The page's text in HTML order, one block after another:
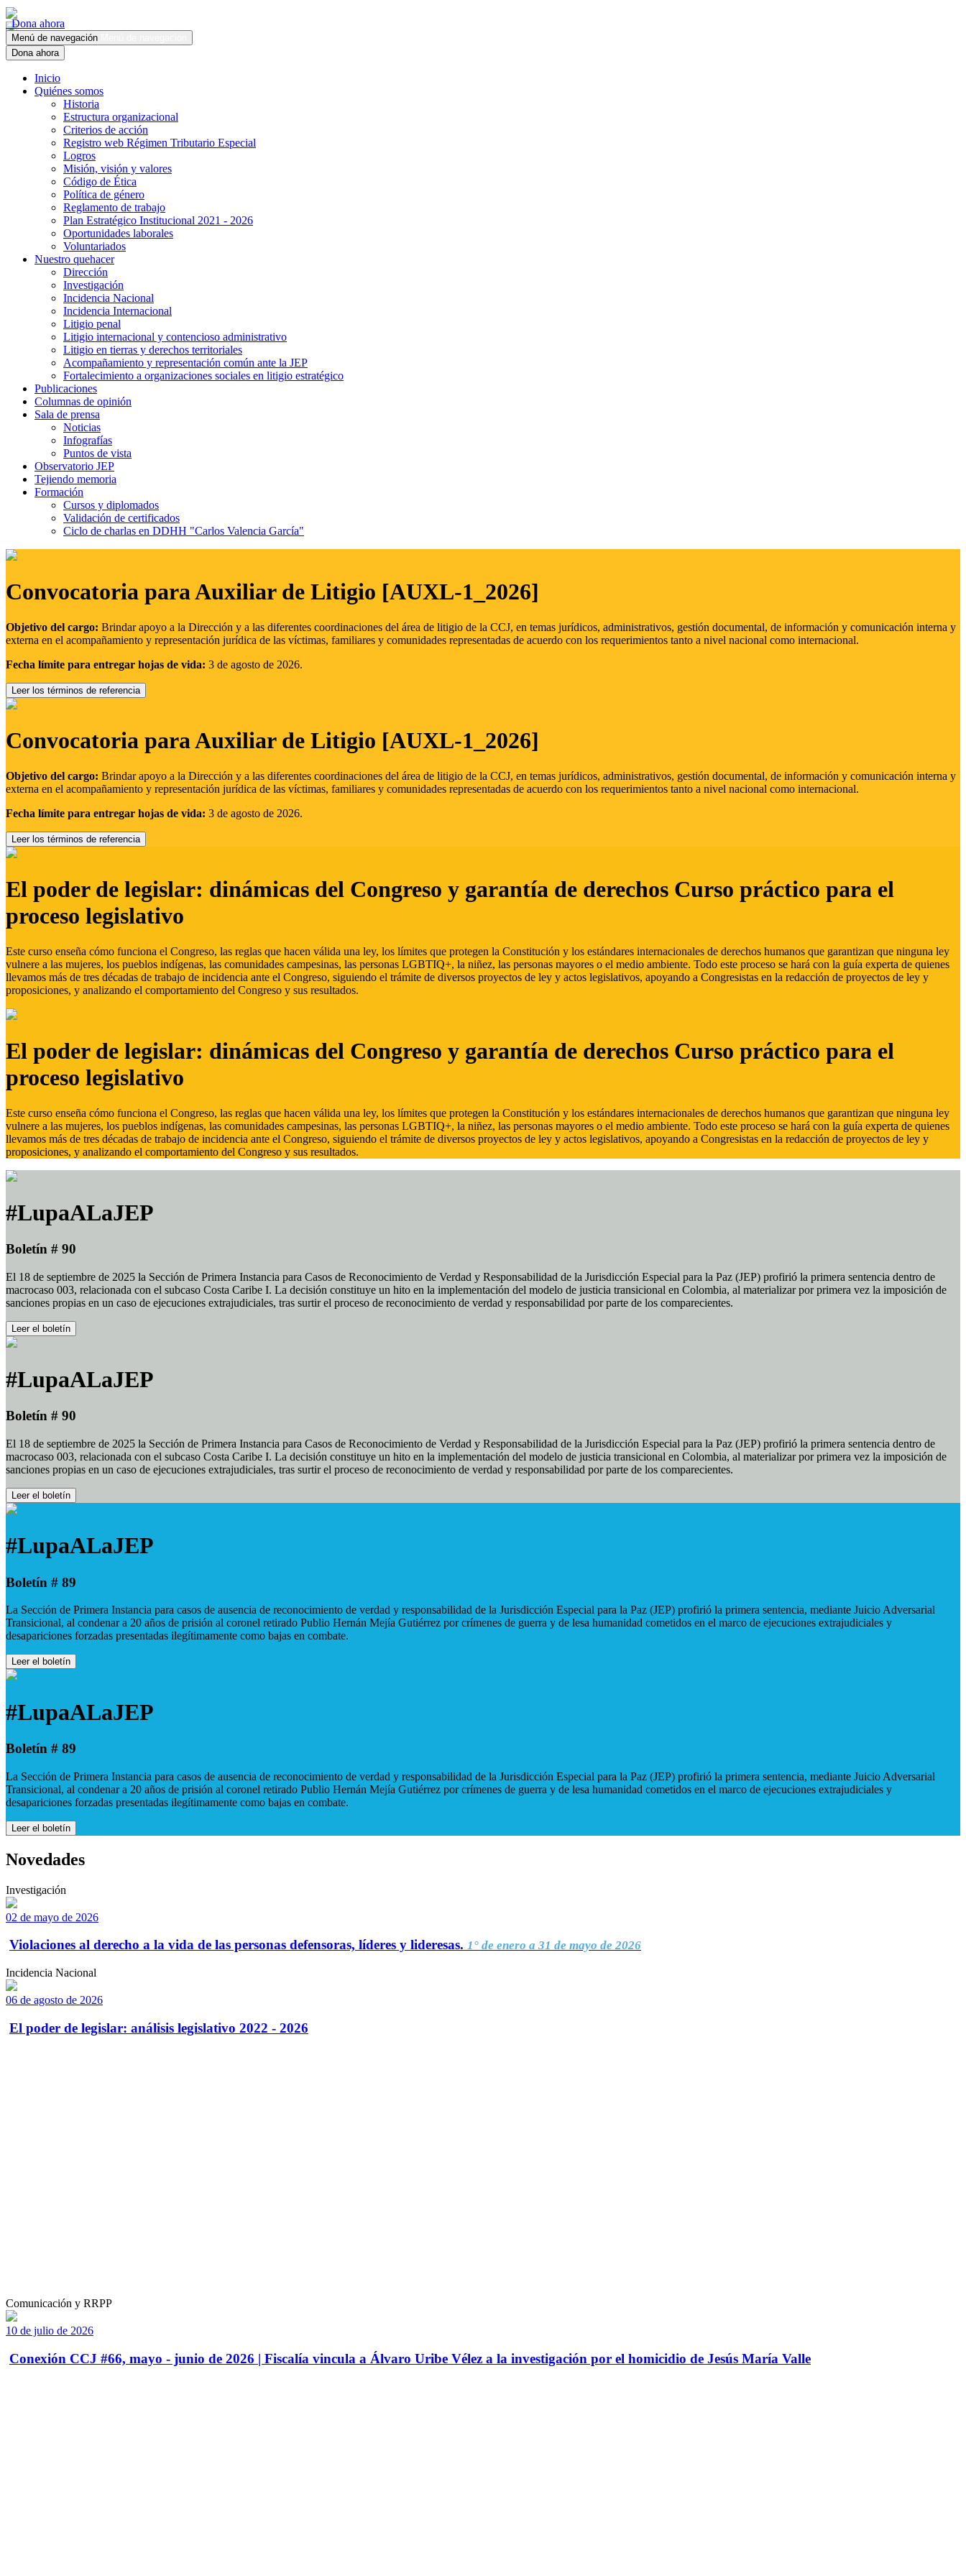
Dona ahora
Menú de navegación
Dona ahora
Inicio
Quiénes somos
Historia
Estructura organizacional
Criterios de acción
Registro web Régimen Tributario Especial
Logros
Misión, visión y valores
Código de Ética
Política de género
Reglamento de trabajo
Plan Estratégico Institucional 2021 - 2026
Oportunidades laborales
Voluntariados
Nuestro quehacer
Dirección
Investigación
Incidencia Nacional
Incidencia Internacional
Litigio penal
Litigio internacional y contencioso administrativo
Litigio en tierras y derechos territoriales
Acompañamiento y representación común ante la JEP
Fortalecimiento a organizaciones sociales en litigio estratégico
Publicaciones
Columnas de opinión
Sala de prensa
Noticias
Infografías
Puntos de vista
Observatorio JEP
Tejiendo memoria
Formación
Cursos y diplomados
Validación de certificados
Ciclo de charlas en DDHH "Carlos Valencia García"
Convocatoria para Auxiliar de Litigio [AUXL-1_2026]
Objetivo del cargo: Brindar apoyo a la Dirección y a las diferentes coordinaciones del área de litigio de la CCJ, en temas jurídicos, administrativos, gestión documental, de información y comunicación interna y
externa en el acompañamiento y representación jurídica de las víctimas, familiares y comunidades representadas de acuerdo con los requerimientos tanto a nivel nacional como internacional.
Fecha límite para entregar hojas de vida: 3 de agosto de 2026.
Leer los términos de referencia
Convocatoria para Auxiliar de Litigio [AUXL-1_2026]
Objetivo del cargo: Brindar apoyo a la Dirección y a las diferentes coordinaciones del área de litigio de la CCJ, en temas jurídicos, administrativos, gestión documental, de información y comunicación interna y
externa en el acompañamiento y representación jurídica de las víctimas, familiares y comunidades representadas de acuerdo con los requerimientos tanto a nivel nacional como internacional.
Fecha límite para entregar hojas de vida: 3 de agosto de 2026.
Leer los términos de referencia
El poder de legislar: dinámicas del Congreso y garantía de derechos Curso práctico para el
proceso legislativo
Este curso enseña cómo funciona el Congreso, las reglas que hacen válida una ley, los límites que protegen la Constitución y los estándares internacionales de derechos humanos que garantizan que ninguna ley
vulnere a las mujeres, los pueblos indígenas, las comunidades campesinas, las personas LGBTIQ+, la niñez, las personas mayores o el medio ambiente. Todo este proceso se hará con la guía experta de quienes
llevamos más de tres décadas de trabajo de incidencia ante el Congreso, siguiendo el trámite de diversos proyectos de ley y actos legislativos, apoyando a Congresistas en la redacción de proyectos de ley y
proposiciones, y analizando el comportamiento del Congreso y sus resultados.
El poder de legislar: dinámicas del Congreso y garantía de derechos Curso práctico para el
proceso legislativo
Este curso enseña cómo funciona el Congreso, las reglas que hacen válida una ley, los límites que protegen la Constitución y los estándares internacionales de derechos humanos que garantizan que ninguna ley
vulnere a las mujeres, los pueblos indígenas, las comunidades campesinas, las personas LGBTIQ+, la niñez, las personas mayores o el medio ambiente. Todo este proceso se hará con la guía experta de quienes
llevamos más de tres décadas de trabajo de incidencia ante el Congreso, siguiendo el trámite de diversos proyectos de ley y actos legislativos, apoyando a Congresistas en la redacción de proyectos de ley y
proposiciones, y analizando el comportamiento del Congreso y sus resultados.
#LupaALaJEP
Boletín # 90
El 18 de septiembre de 2025 la Sección de Primera Instancia para Casos de Reconocimiento de Verdad y Responsabilidad de la Jurisdicción Especial para la Paz (JEP) profirió la primera sentencia dentro de
macrocaso 003, relacionada con el subcaso Costa Caribe I. La decisión constituye un hito en la implementación del modelo de justicia transicional en Colombia, al materializar por primera vez la imposición de
sanciones propias en un caso de ejecuciones extrajudiciales, tras surtir el proceso de reconocimiento de verdad y responsabilidad por parte de los comparecientes.
Leer el boletín
#LupaALaJEP
Boletín # 90
El 18 de septiembre de 2025 la Sección de Primera Instancia para Casos de Reconocimiento de Verdad y Responsabilidad de la Jurisdicción Especial para la Paz (JEP) profirió la primera sentencia dentro de
macrocaso 003, relacionada con el subcaso Costa Caribe I. La decisión constituye un hito en la implementación del modelo de justicia transicional en Colombia, al materializar por primera vez la imposición de
sanciones propias en un caso de ejecuciones extrajudiciales, tras surtir el proceso de reconocimiento de verdad y responsabilidad por parte de los comparecientes.
Leer el boletín
#LupaALaJEP
Boletín # 89
La Sección de Primera Instancia para casos de ausencia de reconocimiento de verdad y responsabilidad de la Jurisdicción Especial para la Paz (JEP) profirió la primera sentencia, mediante Juicio Adversarial
Transicional, al condenar a 20 años de prisión al coronel retirado Publio Hernán Mejía Gutiérrez por crímenes de guerra y de lesa humanidad cometidos en el marco de ejecuciones extrajudiciales y
desapariciones forzadas presentadas ilegítimamente como bajas en combate.
Leer el boletín
#LupaALaJEP
Boletín # 89
La Sección de Primera Instancia para casos de ausencia de reconocimiento de verdad y responsabilidad de la Jurisdicción Especial para la Paz (JEP) profirió la primera sentencia, mediante Juicio Adversarial
Transicional, al condenar a 20 años de prisión al coronel retirado Publio Hernán Mejía Gutiérrez por crímenes de guerra y de lesa humanidad cometidos en el marco de ejecuciones extrajudiciales y
desapariciones forzadas presentadas ilegítimamente como bajas en combate.
Leer el boletín
Novedades
Investigación
02 de mayo de 2026
Violaciones al derecho a la vida de las personas defensoras, líderes y lideresas. 1° de enero a 31 de mayo de 2026
Incidencia Nacional
06 de agosto de 2026
El poder de legislar: análisis legislativo 2022 - 2026
Comunicación y RRPP
10 de julio de 2026
Conexión CCJ #66, mayo - junio de 2026 | Fiscalía vincula a Álvaro Uribe Vélez a la investigación por el homicidio de Jesús María Valle